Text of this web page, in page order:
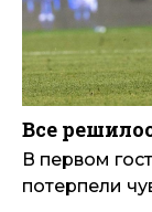
Все
В первом
потерпели